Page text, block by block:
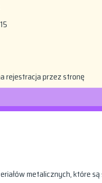
rejestracja przez stronę
metalicznych, które